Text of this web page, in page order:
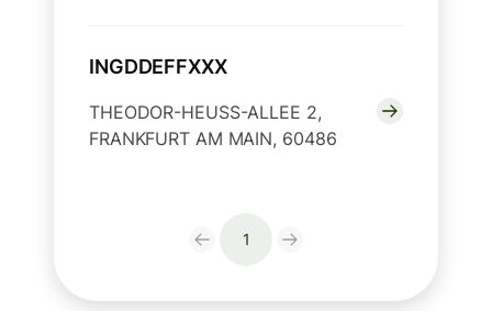
INGDDEFFXXX
THEODOR-HEUSS-ALLEE 2,
FRANKFURT AM MAIN, 60486
1